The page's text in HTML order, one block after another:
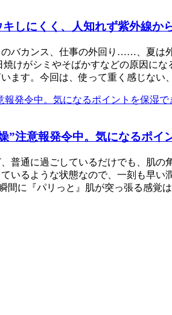
しにくく、人知れず紫外線
バカンス、仕事の外回り……、夏は
けがシミやそばかすなどの原因に
ます。今回は、使って重く感じな
”注意報発令中。気になるポ
普通に過ごしているだけでも、肌
いるような状態なので、一刻も早
間に『パリっと』肌が突っ張る感